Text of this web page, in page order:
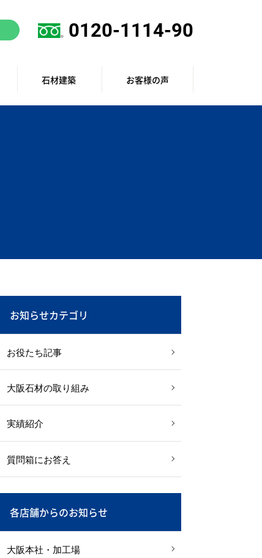
0120-1114-90
石材建築 お客様の声
お知らせカテゴリ
お役たち記事
大阪石材の取り組み
実績紹介
質問箱にお答え
各店舗からのお知らせ
大阪本社・加工場